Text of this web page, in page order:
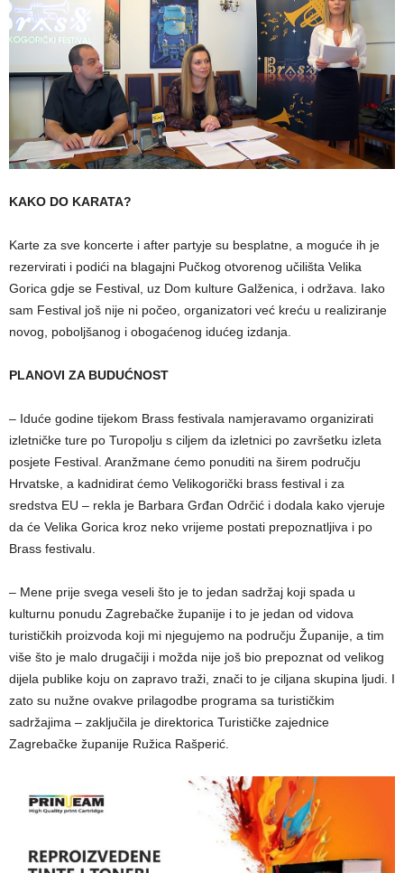
KAKO DO KARATA?
Karte za sve koncerte i after partyje su besplatne, a moguće ih je
rezervirati i podići na blagajni Pučkog otvorenog učilišta Velika
Gorica gdje se Festival, uz Dom kulture Galženica, i održava. Iako
sam Festival još nije ni počeo, organizatori već kreću u realiziranje
novog, poboljšanog i obogaćenog idućeg izdanja.
PLANOVI ZA BUDUĆNOST
– Iduće godine tijekom Brass festivala namjeravamo organizirati
izletničke ture po Turopolju s ciljem da izletnici po završetku izleta
posjete Festival. Aranžmane ćemo ponuditi na širem području
Hrvatske, a kadnidirat ćemo Velikogorički brass festival i za
sredstva EU – rekla je Barbara Grđan Odrčić i dodala kako vjeruje
da će Velika Gorica kroz neko vrijeme postati prepoznatljiva i po
Brass festivalu.
– Mene prije svega veseli što je to jedan sadržaj koji spada u
kulturnu ponudu Zagrebačke županije i to je jedan od vidova
turističkih proizvoda koji mi njegujemo na području Županije, a tim
više što je malo drugačiji i možda nije još bio prepoznat od velikog
dijela publike koju on zapravo traži, znači to je ciljana skupina ljudi. I
zato su nužne ovakve prilagodbe programa sa turističkim
sadržajima – zaključila je direktorica Turističke zajednice
Zagrebačke županije Ružica Rašperić.